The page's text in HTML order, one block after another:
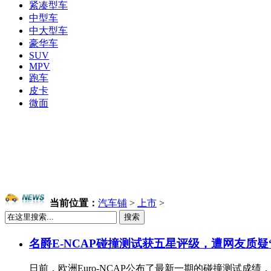
紧凑型车
中型车
中大型车
豪华车
SUV
MPV
跑车
皮卡
微面
当前位置： 汽车铺 > 上市 >
搜索
名爵E-NCAP碰撞测试获五星评级，遭网友质疑
日前，欧洲Euro-NCAP公布了最新一期的碰撞测试成绩，